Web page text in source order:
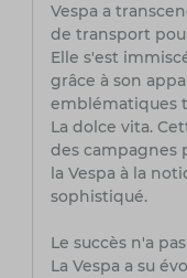
Vespa a
de transport
Elle s'est
grâce à son
emblématiques
La dolce vita.
des campagnes
la Vespa à la
sophistiqué.
Le succès n'a
La Vespa a su